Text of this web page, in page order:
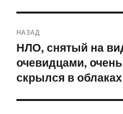
по
записям
НАЗАД
Предыдущая
запись:
НЛО, снятый на
очевидцами,
скрылся в облаках